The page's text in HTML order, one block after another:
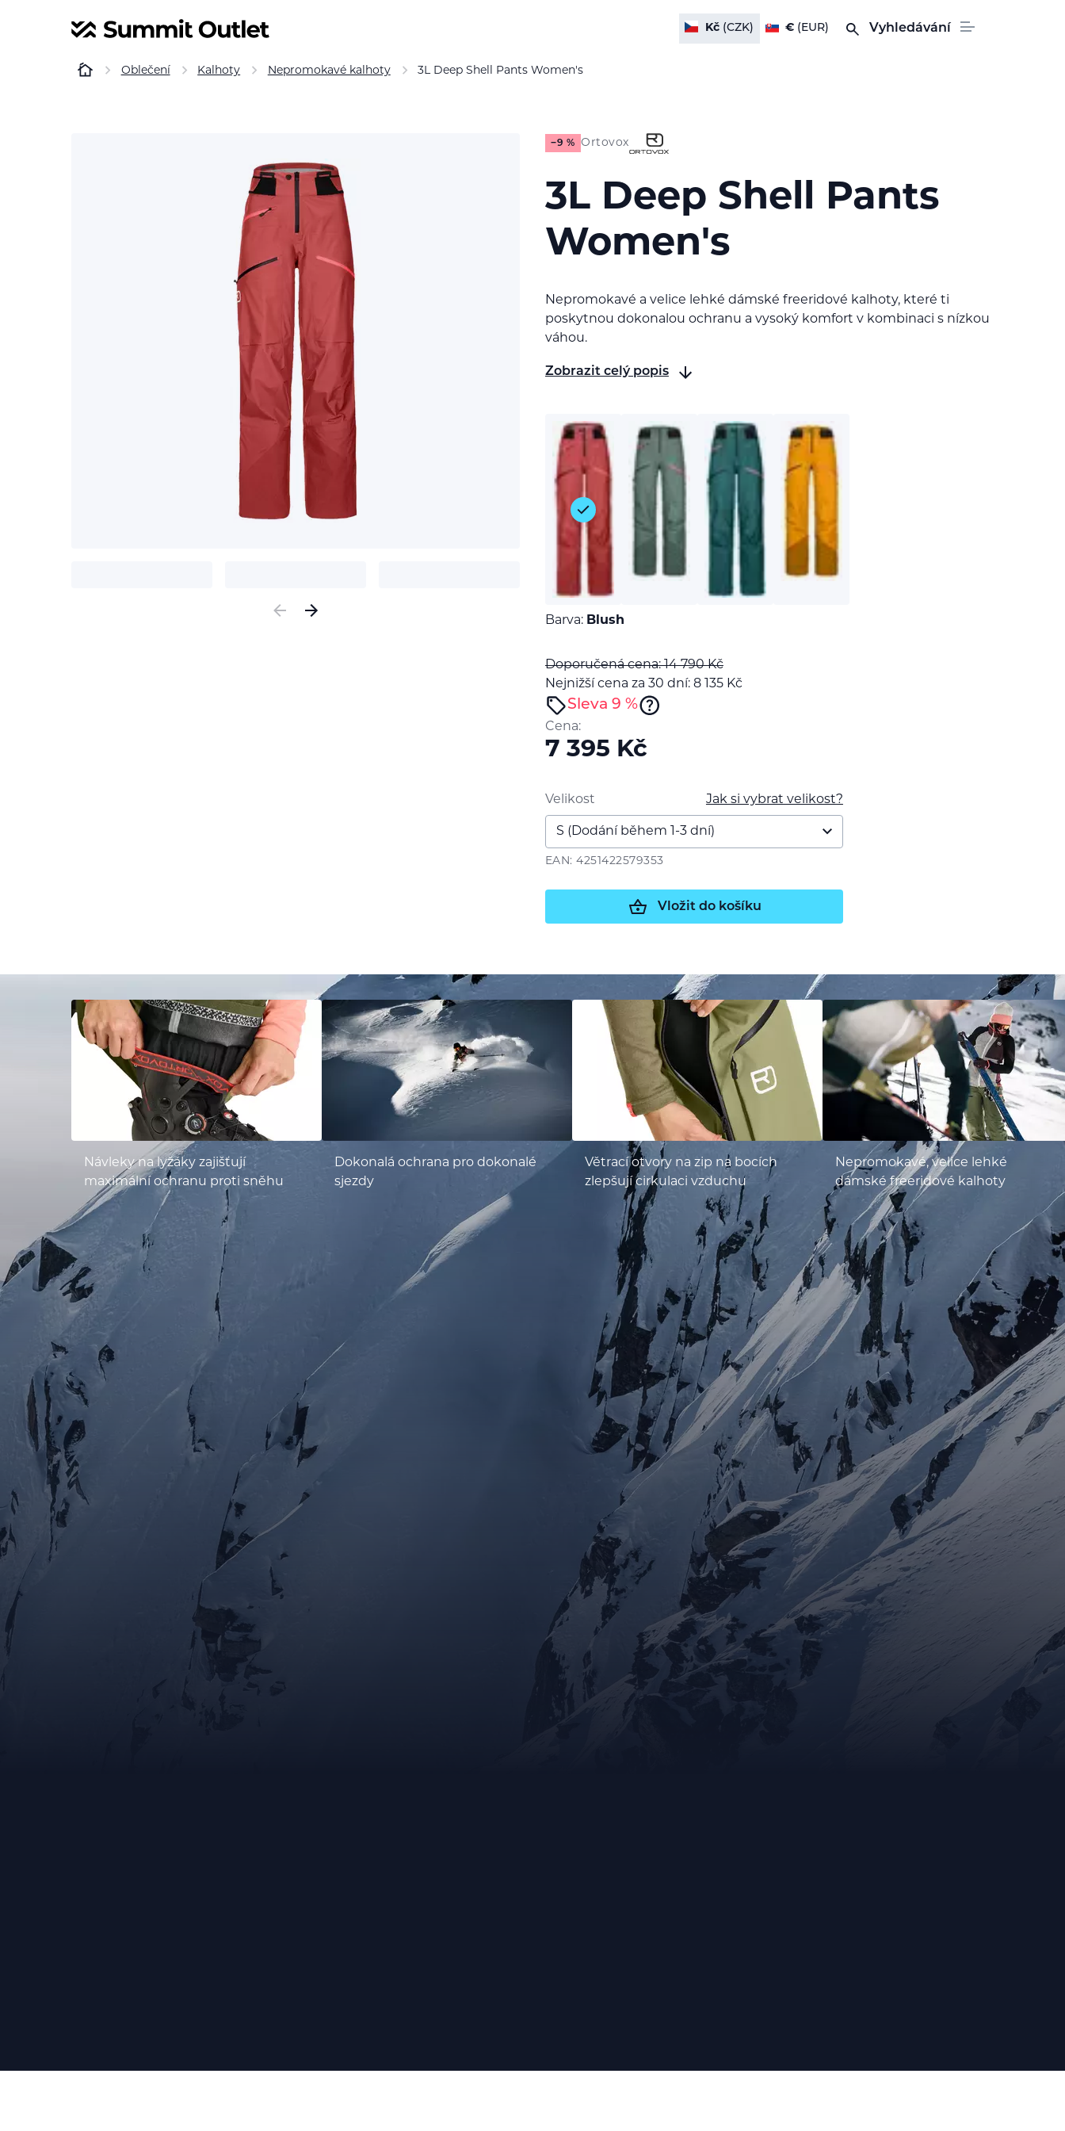
Kč(CZK) € (EUR) Vyhledávání
Oblečení Kalhoty Nepromokavé kalhoty 3L Deep Shell Pants Women's
−9 % Ortovox
3L Deep Shell Pants
Women's
Nepromokavé a velice lehké dámské freeridové kalhoty, které ti
poskytnou dokonalou ochranu a vysoký komfort v kombinaci s nízkou
váhou.
Zobrazit celý popis
Previous
Barva: Blush
Doporučená cena: 14 790Kč
Nejnižší cena za 30 dní: 8 135 Kč
Sleva 9 %
Cena:
7 395 Kč
Jak si vybrat velikost?
Velikost
EAN: 4251422579353
Vložit do košíku
Návleky na lyžáky zajišťují
maximální ochranu proti sněhu
Dokonalá ochrana pro dokonalé
sjezdy
Větrací otvory na zip na bocích
zlepšují cirkulaci vzduchu
Nepromokavé, velice lehké
dámské freeridové kalhoty